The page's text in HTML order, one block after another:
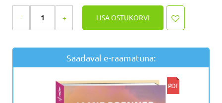
LISA OSTUKORVI
Saadaval e-raamatuna: